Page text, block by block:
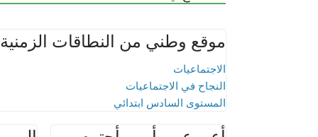
موقع وطني من النطاقات الزمنية
الاجتماعيات
النجاح في الاجتماعيات
المستوى السادس ابتدائي